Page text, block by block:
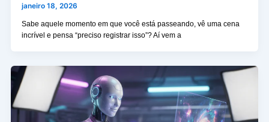
janeiro 18, 2026
Sabe aquele momento em que você está passeando, vê uma cena
incrível e pensa “preciso registrar isso”? Aí vem a